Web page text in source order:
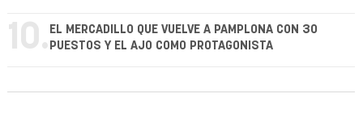
10. EL MERCADILLO QUE VUELVE A PAMPLONA CON 30
PUESTOS Y EL AJO COMO PROTAGONISTA